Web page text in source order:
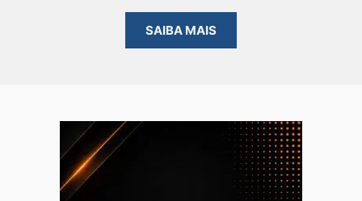
SAIBA MAIS